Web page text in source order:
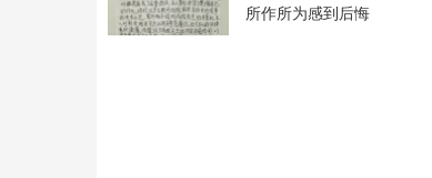
所作所为感到后悔